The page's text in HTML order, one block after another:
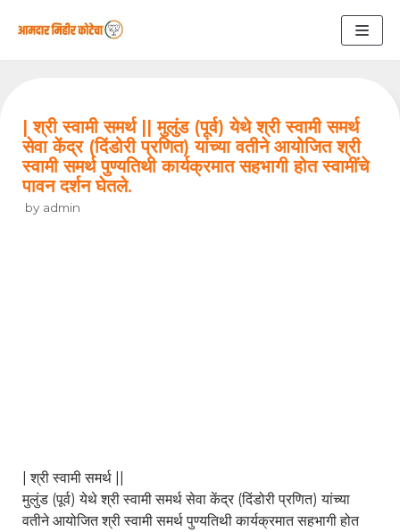
| श्री स्वामी समर्थ || मुलुंड (पूर्व) येथे श्री स्वामी समर्थ
सेवा केंद्र (दिंडोरी प्रणित) यांच्या वतीने आयोजित श्री
स्वामी समर्थ पुण्यतिथी कार्यक्रमात सहभागी होत स्वामींचे
पावन दर्शन घेतले.
by admin
| श्री स्वामी समर्थ ||
मुलुंड (पूर्व) येथे श्री स्वामी समर्थ सेवा केंद्र (दिंडोरी प्रणित) यांच्या
वतीने आयोजित श्री स्वामी समर्थ पुण्यतिथी कार्यक्रमात सहभागी होत